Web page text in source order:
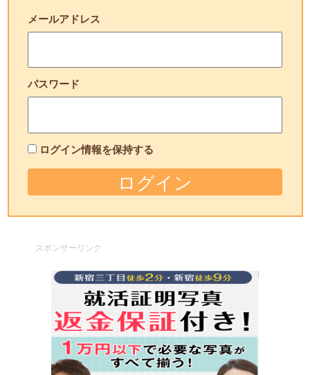
メールアドレス
パスワード
ログイン情報を保持する
スポンサーリンク